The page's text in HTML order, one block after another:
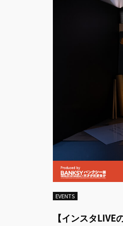
EVENTS
【インスタ